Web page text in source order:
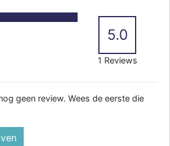
5.0
1 Reviews
geen review. Wees de eerste die